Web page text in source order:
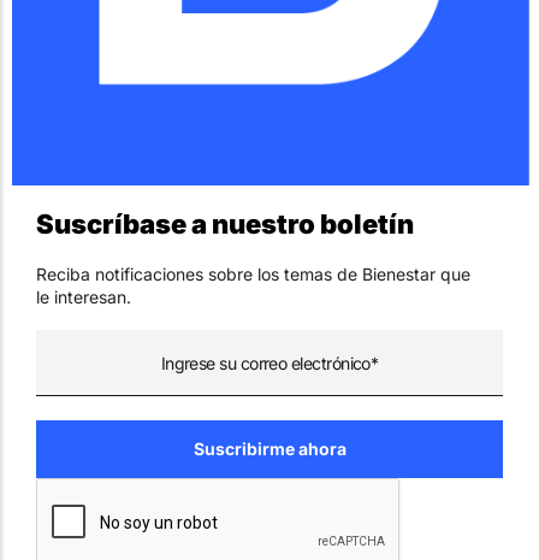
Suscríbase a nuestro boletín
Reciba notificaciones sobre los temas de Bienestar que
le interesan.